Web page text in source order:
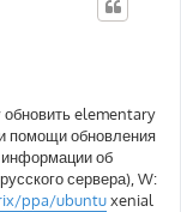
обновить elementary
помощи обновления
информации об
сервера), W:
ppa/ubuntuxenial